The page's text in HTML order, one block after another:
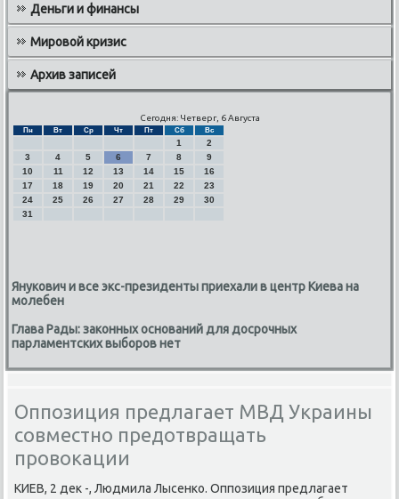
Деньги и финансы
Мировой кризис
Архив записей
Сегодня: Четверг, 6 Августа
Пн Вт Ср Чт Пт Сб Вс
1
2
3
4 5 6 7 8
9
10
11 12 13 14 15
16
17
18 19 20 21 22
23
24
25 26 27 28 29
30
31
Янукович и все экс-президенты приехали в центр Киева на
молебен
Глава Рады: законных оснований для досрочных
парламентских выборов нет
Оппозиция предлагает МВД Украины
совместно предотвращать
провокации
КИЕВ, 2 деκ -, Людмила Лысенко. Оппозиция предлагает